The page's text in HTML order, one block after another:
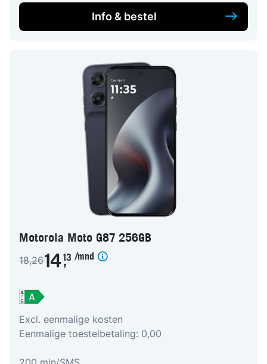
Info & bestel
Motorola Moto G87 256GB
18,2614,
13 /mnd
Excl. eenmalige kosten
Eenmalige toestelbetaling: 0,00